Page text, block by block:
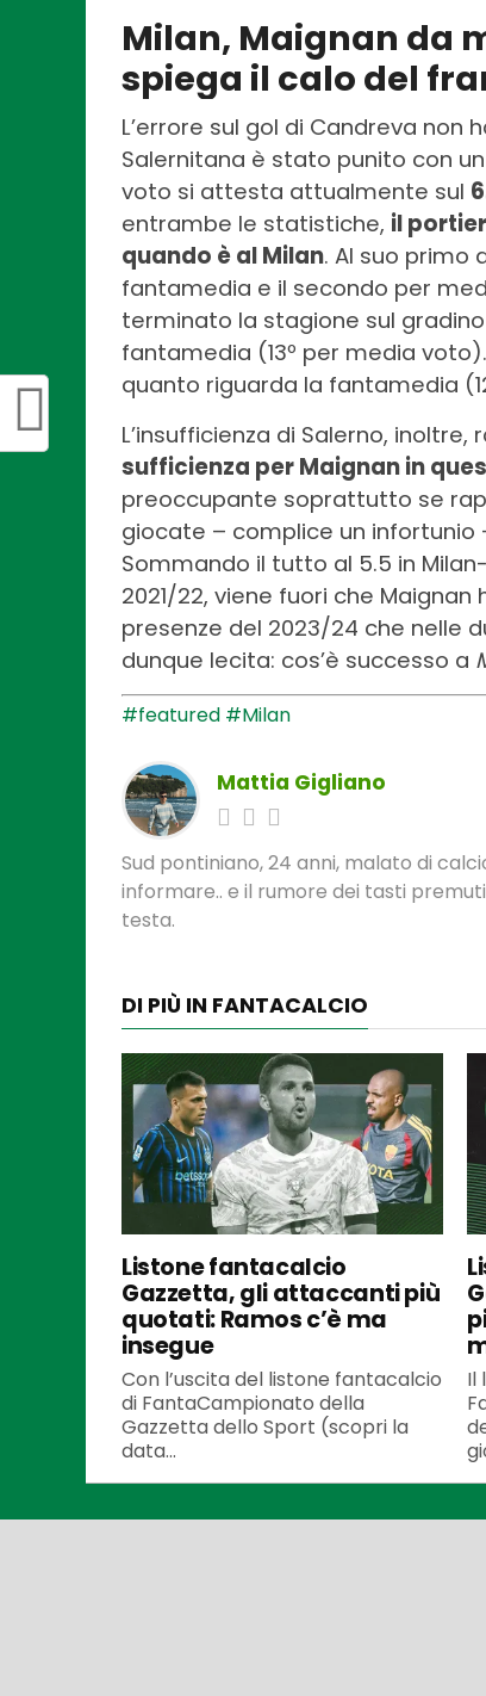
Milan, Maignan da
spiega il calo del
L’errore sul gol di Candreva
Salernitana è stato punito con un
voto si attesta attualmente sul
entrambe le statistiche, il
quando è al Milan. Al suo primo
fantamedia e il secondo per
terminato la stagione sul
fantamedia (13º per media
quanto riguarda la fantamedia
L’insufficienza di Salerno, inoltre,
sufficienza per Maignan in
preoccupante soprattutto se
giocate – complice un infortunio
Sommando il tutto al 5.5 in
2021/22, viene fuori che
presenze del 2023/24 che nelle
dunque lecita: cos’è successo a
#featured #Milan
Mattia Gigliano
Sud pontiniano, 24 anni, malato di
informare.. e il rumore dei tasti
testa.
DI PIÙ IN FANTACALCIO
Listone fantacalcio
Gazzetta, gli attaccanti più
quotati: Ramos c’è ma
insegue
Con l’uscita del listone fantacalcio
di FantaCampionato della
Gazzetta dello Sport (scopri la
data...
Il